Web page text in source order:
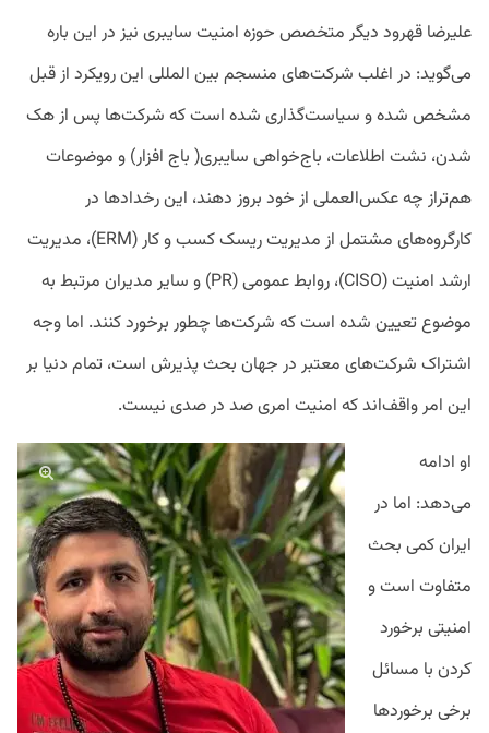
علیرضا قهرود دیگر متخصص حوزه امنیت سایبری نیز در این باره
می‌گوید: در اغلب شرکت‌های منسجم بین المللی این رویکرد از قبل
مشخص شده و سیاست‌گذاری شده است که شرکت‌ها پس از هک
شدن، نشت اطلاعات، باج‌خواهی سایبری( باج افزار) و موضوعات
هم‌تراز چه عکس‌العملی از خود بروز دهند، این رخدادها در
کارگروه‌های مشتمل از مدیریت ریسک کسب و کار (ERM)، مدیریت
ارشد امنیت (CISO)، روابط عمومی (PR) و سایر مدیران مرتبط به
موضوع تعیین شده است که شرکت‌ها چطور برخورد کنند. اما وجه
اشتراک شرکت‌های معتبر در جهان بحث پذیرش است، تمام دنیا بر
این امر واقف‌اند که امنیت امری صد در صدی نیست.
او ادامه
می‌دهد: اما در
ایران کمی بحث
متفاوت است و
امنیتی برخورد
کردن با مسائل
برخی برخوردها